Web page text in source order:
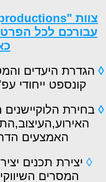
צוות "
עבורכם לכל
◊ הגדרת היעדים
קונספט ייחודי
◊ בחירת
האמצעים
◊ יצירת תכנים
המסרים